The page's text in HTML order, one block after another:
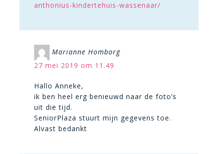
anthonius-kindertehuis-wassenaar/
Marianne Homborg
27 mei 2019 om 11.49
Hallo Anneke,
ik ben heel erg benieuwd naar de foto’s
uit die tijd.
SeniorPlaza stuurt mijn gegevens toe.
Alvast bedankt